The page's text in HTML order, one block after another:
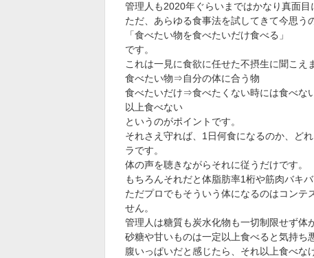
管理人も2020年ぐらいまではかなり真面目
ただ、あらゆる食事法を試してきて今思う
「食べたい物を食べたいだけ食べる」
です。
これは一見に食欲に任せた不摂生に聞こえ
食べたい物⇒自分の体に合う物
食べたいだけ⇒食べたくない時には食べな
以上食べない
というのがポイントです。
それさえ守れば、1日何食になるのか、ど
ラです。
体の声を聴きながらそれに従うだけです。
もちろんそれだと体脂肪率1桁や筋肉バキ
ただプロでもそういう体になるのはコンテ
せん。
管理人は糖質も炭水化物も一切制限せず体
砂糖や甘いものは一定以上食べると気持ち
腹いっぱいだと感じたら、それ以上食べな